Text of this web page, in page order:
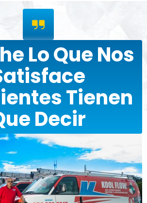
Lo Que Nos
Tienen
Decir